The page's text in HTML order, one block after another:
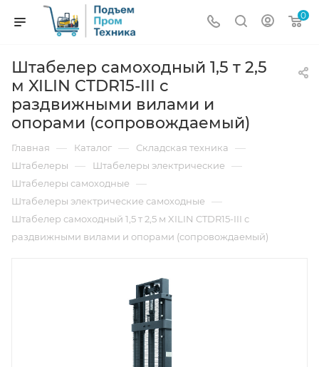
0
Штабелер самоходный 1,5 т 2,5
м XILIN CTDR15-III с
раздвижными вилами и
опорами (сопровождаемый)
Главная — Каталог — Складская техника —
Штабелеры — Штабелеры электрические —
Штабелеры самоходные —
Штабелеры электрические самоходные —
Штабелер самоходный 1,5 т 2,5 м XILIN CTDR15-III с
раздвижными вилами и опорами (сопровождаемый)